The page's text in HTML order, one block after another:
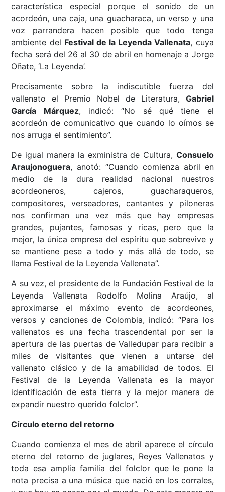
característica especial porque el sonido de un
acordeón, una caja, una guacharaca, un verso y una
voz parrandera hacen posible que todo tenga
ambiente del Festival de la Leyenda Vallenata, cuya
fecha será del 26 al 30 de abril en homenaje a Jorge
Oñate, ‘La Leyenda’.
Precisamente sobre la indiscutible fuerza del
vallenato el Premio Nobel de Literatura, Gabriel
García Márquez, indicó: “No sé qué tiene el
acordeón de comunicativo que cuando lo oímos se
nos arruga el sentimiento”.
De igual manera la exministra de Cultura, Consuelo
Araujonoguera, anotó: “Cuando comienza abril en
medio de la dura realidad nacional nuestros
acordeoneros, cajeros, guacharaqueros,
compositores, verseadores, cantantes y piloneras
nos confirman una vez más que hay empresas
grandes, pujantes, famosas y ricas, pero que la
mejor, la única empresa del espíritu que sobrevive y
se mantiene pese a todo y más allá de todo, se
llama Festival de la Leyenda Vallenata”.
A su vez, el presidente de la Fundación Festival de la
Leyenda Vallenata Rodolfo Molina Araújo, al
aproximarse el máximo evento de acordeones,
versos y canciones de Colombia, indicó: “Para los
vallenatos es una fecha trascendental por ser la
apertura de las puertas de Valledupar para recibir a
miles de visitantes que vienen a untarse del
vallenato clásico y de la amabilidad de todos. El
Festival de la Leyenda Vallenata es la mayor
identificación de esta tierra y la mejor manera de
expandir nuestro querido folclor”.
Círculo eterno del retorno
Cuando comienza el mes de abril aparece el círculo
eterno del retorno de juglares, Reyes Vallenatos y
toda esa amplia familia del folclor que le pone la
nota precisa a una música que nació en los corrales,